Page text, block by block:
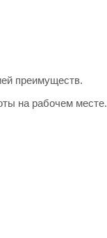
преимуществ.
на рабочем месте.